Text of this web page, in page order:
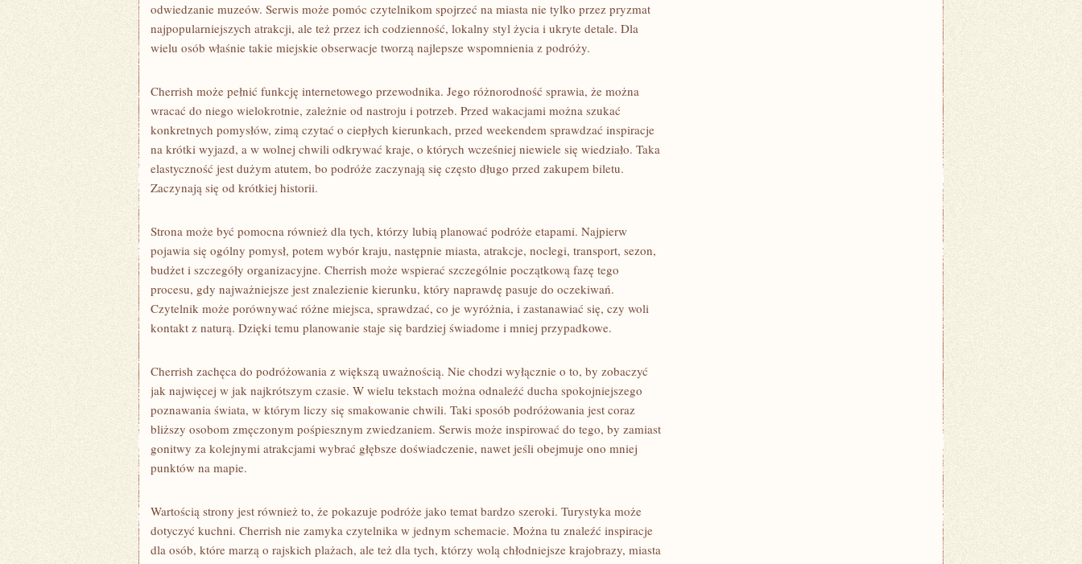
odwiedzanie muzeów. Serwis może pomóc czytelnikom spojrzeć na miasta nie tylko przez pryzmat
najpopularniejszych atrakcji, ale też przez ich codzienność, lokalny styl życia i ukryte detale. Dla
wielu osób właśnie takie miejskie obserwacje tworzą najlepsze wspomnienia z podróży.
Cherrish może pełnić funkcję internetowego przewodnika. Jego różnorodność sprawia, że można
wracać do niego wielokrotnie, zależnie od nastroju i potrzeb. Przed wakacjami można szukać
konkretnych pomysłów, zimą czytać o ciepłych kierunkach, przed weekendem sprawdzać inspiracje
na krótki wyjazd, a w wolnej chwili odkrywać kraje, o których wcześniej niewiele się wiedziało. Taka
elastyczność jest dużym atutem, bo podróże zaczynają się często długo przed zakupem biletu.
Zaczynają się od krótkiej historii.
Strona może być pomocna również dla tych, którzy lubią planować podróże etapami. Najpierw
pojawia się ogólny pomysł, potem wybór kraju, następnie miasta, atrakcje, noclegi, transport, sezon,
budżet i szczegóły organizacyjne. Cherrish może wspierać szczególnie początkową fazę tego
procesu, gdy najważniejsze jest znalezienie kierunku, który naprawdę pasuje do oczekiwań.
Czytelnik może porównywać różne miejsca, sprawdzać, co je wyróżnia, i zastanawiać się, czy woli
kontakt z naturą. Dzięki temu planowanie staje się bardziej świadome i mniej przypadkowe.
Cherrish zachęca do podróżowania z większą uważnością. Nie chodzi wyłącznie o to, by zobaczyć
jak najwięcej w jak najkrótszym czasie. W wielu tekstach można odnaleźć ducha spokojniejszego
poznawania świata, w którym liczy się smakowanie chwili. Taki sposób podróżowania jest coraz
bliższy osobom zmęczonym pośpiesznym zwiedzaniem. Serwis może inspirować do tego, by zamiast
gonitwy za kolejnymi atrakcjami wybrać głębsze doświadczenie, nawet jeśli obejmuje ono mniej
punktów na mapie.
Wartością strony jest również to, że pokazuje podróże jako temat bardzo szeroki. Turystyka może
dotyczyć kuchni. Cherrish nie zamyka czytelnika w jednym schemacie. Można tu znaleźć inspiracje
dla osób, które marzą o rajskich plażach, ale też dla tych, którzy wolą chłodniejsze krajobrazy, miasta